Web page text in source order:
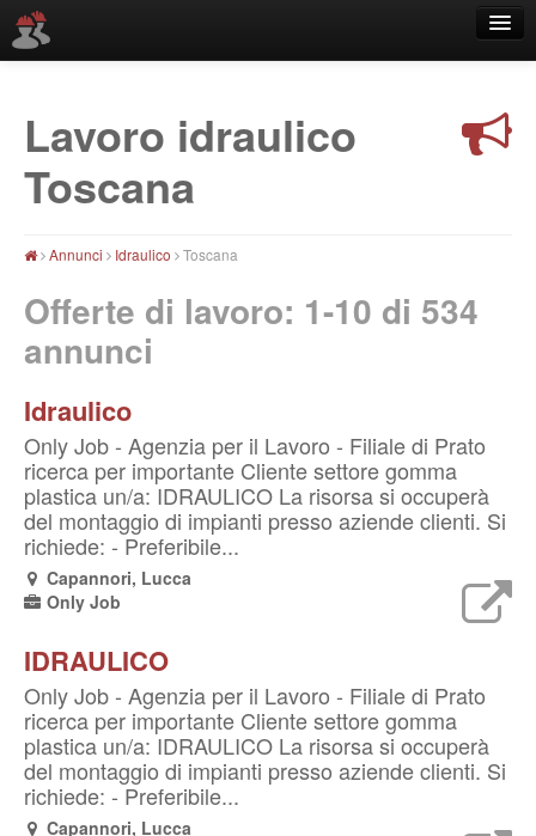
Località
Lavoro idraulico
Toscana
Annunci Idraulico Toscana
Offerte di lavoro: 1-10 di 534
annunci
Idraulico
Only Job - Agenzia per il Lavoro - Filiale di Prato
ricerca per importante Cliente settore gomma
plastica un/a: IDRAULICO La risorsa si occuperà
del montaggio di impianti presso aziende clienti. Si
richiede: - Preferibile...
Capannori, Lucca
Only Job
IDRAULICO
Only Job - Agenzia per il Lavoro - Filiale di Prato
ricerca per importante Cliente settore gomma
plastica un/a: IDRAULICO La risorsa si occuperà
del montaggio di impianti presso aziende clienti. Si
richiede: - Preferibile...
Capannori, Lucca